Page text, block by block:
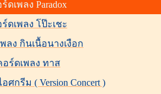
ดเพลง Paradox
ดเพลง โป๊ะเชะ
ลง กินเนื้อนางเงือก
อร์ดเพลง ทาส
ศกรีม ( Version Concert )